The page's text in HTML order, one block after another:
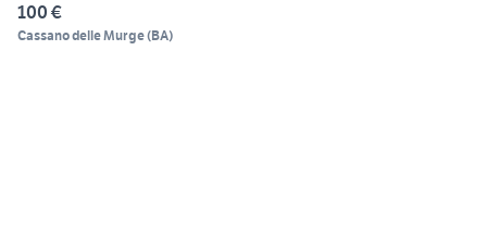
100 €
Cassano delle Murge(BA)